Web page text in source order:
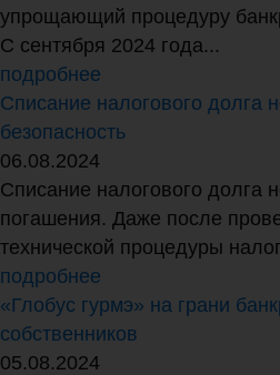
упрощающий процедуру
С сентября 2024 года...
подробнее
Списание налогового долга
безопасность
06.08.2024
Списание налогового долга
погашения. Даже после
технической процедуры
подробнее
«Глобус гурмэ» на грани
собственников
05.08.2024